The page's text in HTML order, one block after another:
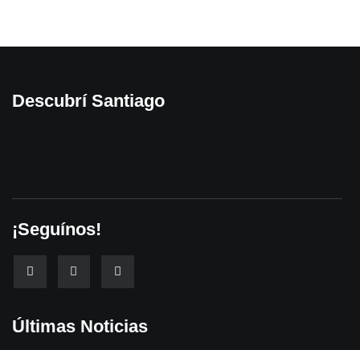
Descubrí Santiago
¡Seguínos!
Últimas Noticias